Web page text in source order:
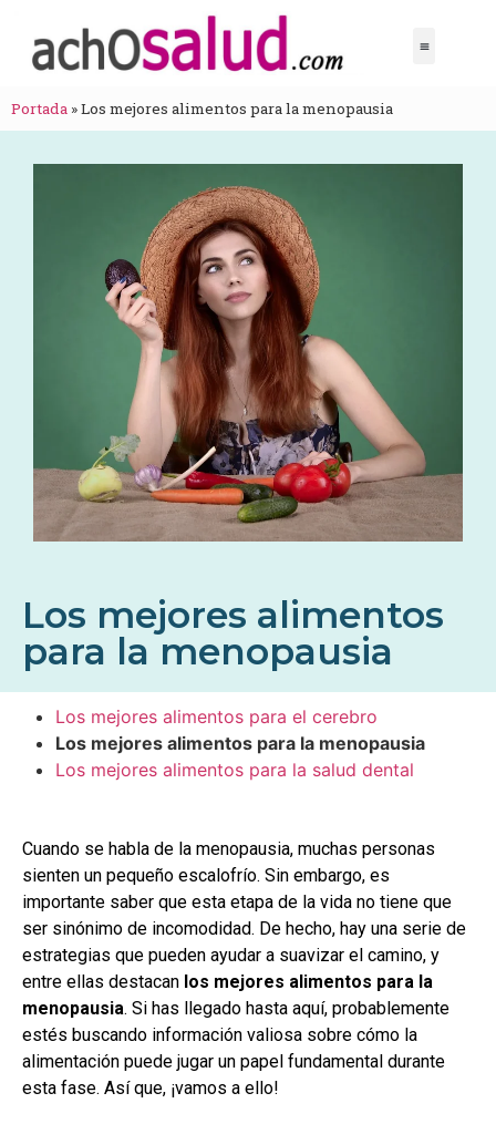
Portada »Los mejores alimentos para la menopausia
Los mejores alimentos
para la menopausia
Los mejores alimentos para el cerebro
Los mejores alimentos para la menopausia
Los mejores alimentos para la salud dental
Cuando se habla de la menopausia, muchas personas
sienten un pequeño escalofrío. Sin embargo, es
importante saber que esta etapa de la vida no tiene que
ser sinónimo de incomodidad. De hecho, hay una serie de
estrategias que pueden ayudar a suavizar el camino, y
entre ellas destacan los mejores alimentos para la
menopausia. Si has llegado hasta aquí, probablemente
estés buscando información valiosa sobre cómo la
alimentación puede jugar un papel fundamental durante
esta fase. Así que, ¡vamos a ello!